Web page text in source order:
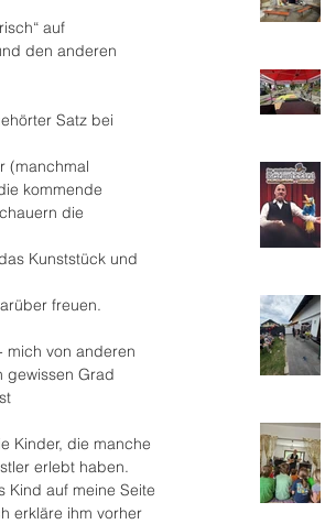
auf
den anderen
Satz bei
(manchmal
kommende
die
Kunststück und
freuen.
mich von anderen
gewissen Grad
Kinder, die manche
erlebt haben.
Kind auf meine Seite
erkläre ihm vorher